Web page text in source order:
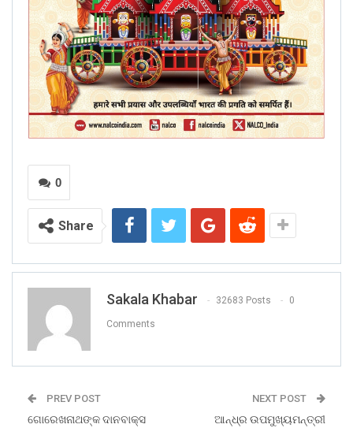
0
Share
Sakala Khabar 32683 Posts 0
Comments
PREV POST
ଗୋରେଖନାଥଙ୍କ ଦାନବାକ୍ସ
NEXT POST
ଆନ୍ଧ୍ର ଉପମୁଖ୍ୟମନ୍ତ୍ରୀ